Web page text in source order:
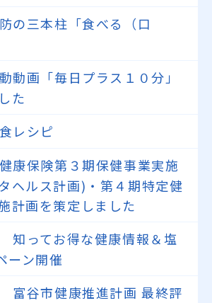
の三本柱「食べる（口
動画「毎日プラス１０分」
た
レシピ
康保険第３期保健事業実施
ヘルス計画)・第４期特定健
計画を策定しました
知ってお得な健康情報＆塩
ーン開催
富谷市健康推進計画 最終評